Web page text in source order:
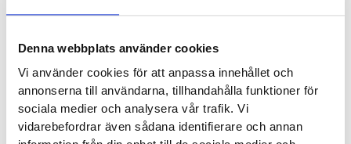
Denna webbplats använder cookies
Vi använder cookies för att anpassa innehållet och
annonserna till användarna, tillhandahålla funktioner för
sociala medier och analysera vår trafik. Vi
vidarebefordrar även sådana identifierare och annan
vilket gör att den passar dig med normala till lite plattare
perfekt för dig som pronerar och är i behov av ett tydligt stöd
när du springer. Den är stabil men absolut inte styv.
Stabiliteten till trots så är vikten på den här skon väldigt låg.
Vi kan sammanfatta Omni med att vara en löpglad sko med